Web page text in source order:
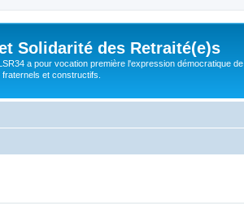
Solidarité des Retraité(e)s
a pour vocation première l'expression démocratique de
et constructifs.